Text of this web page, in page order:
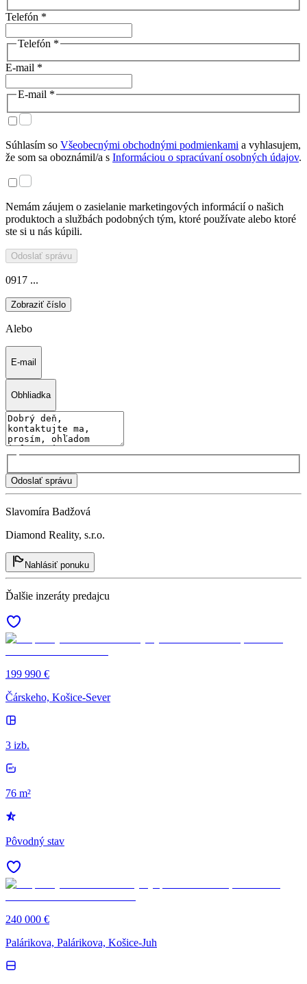
Telefón *
Telefón *
E-mail *
E-mail *
Súhlasím so Všeobecnými obchodnými podmienkami a vyhlasujem,
že som sa oboznámil/a s Informáciou o spracúvaní osobných údajov.
Nemám záujem o zasielanie marketingových informácií o našich
produktoch a službách podobných tým, ktoré používate alebo ktoré
ste si u nás kúpili.
Odoslať správu
0917 ...
Zobraziť číslo
Alebo
E-mail
Obhliadka
Odoslať správu
Slavomíra Badžová
Diamond Reality, s.r.o.
Nahlásiť ponuku
Ďalšie inzeráty predajcu
199 990 €
Čárskeho, Košice-Sever
3 izb.
76 m²
Pôvodný stav
240 000 €
Palárikova, Palárikova, Košice-Juh